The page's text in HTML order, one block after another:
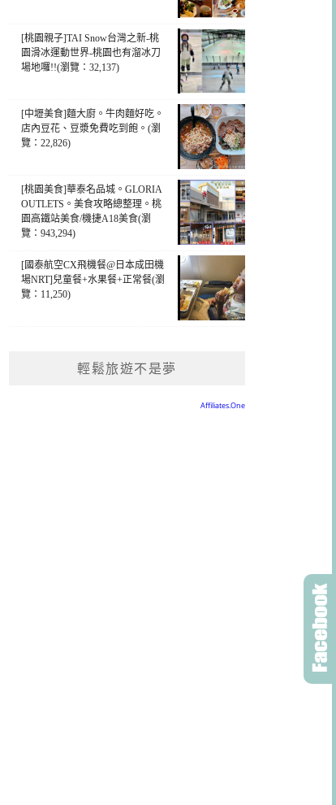
[桃園親子]TAI Snow台灣之新-桃
園滑冰運動世界-桃園也有溜冰刀
場地囉!!(瀏覽：32,137)
[中壢美食]麵大廚。牛肉麵好吃。
店內豆花、豆漿免費吃到飽。(瀏
覽：22,826)
[桃園美食]華泰名品城。GLORIA
OUTLETS。美食攻略總整理。桃
園高鐵站美食/機捷A18美食(瀏
覽：943,294)
[國泰航空CX飛機餐@日本成田機
場NRT]兒童餐+水果餐+正常餐(瀏
覽：11,250)
輕鬆旅遊不是夢